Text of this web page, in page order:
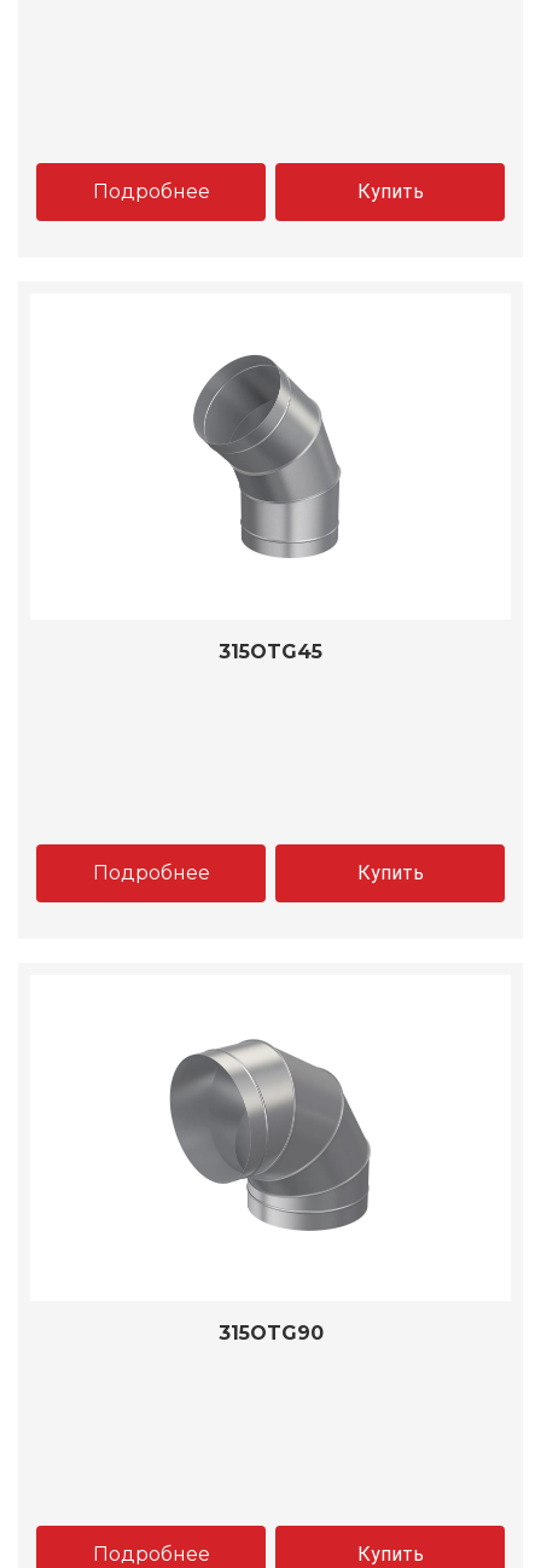
Подробнее Купить
315OTG45
Подробнее Купить
315OTG90
Подробнее Купить